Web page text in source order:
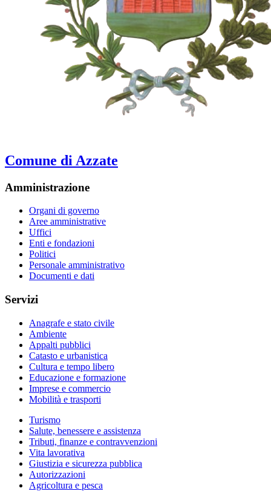
Comune di Azzate
Amministrazione
Organi di governo
Aree amministrative
Uffici
Enti e fondazioni
Politici
Personale amministrativo
Documenti e dati
Servizi
Anagrafe e stato civile
Ambiente
Appalti pubblici
Catasto e urbanistica
Cultura e tempo libero
Educazione e formazione
Imprese e commercio
Mobilità e trasporti
Turismo
Salute, benessere e assistenza
Tributi, finanze e contravvenzioni
Vita lavorativa
Giustizia e sicurezza pubblica
Autorizzazioni
Agricoltura e pesca